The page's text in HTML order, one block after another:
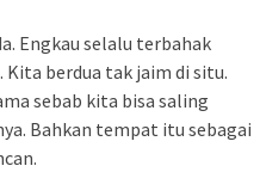
Engkau selalu terbahak
berdua tak jaim di situ.
sebab kita bisa saling
Bahkan tempat itu sebagai